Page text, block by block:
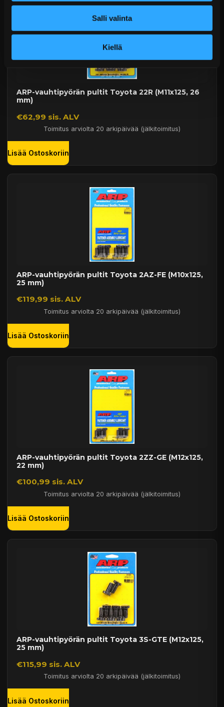
Salli valinta
Kiellä
ARP-vauhtipyörän pultit Toyota 22R (M11x125, 26
mm)
€62,99 sis. ALV
Toimitus arviolta 20 arkipäivää (jälkitoimitus)
Lisää Ostoskoriin
ARP-vauhtipyörän pultit Toyota 2AZ-FE (M10x125,
25 mm)
€119,99 sis. ALV
Toimitus arviolta 20 arkipäivää (jälkitoimitus)
Lisää Ostoskoriin
ARP-vauhtipyörän pultit Toyota 2ZZ-GE (M12x125,
22 mm)
€100,99 sis. ALV
Toimitus arviolta 20 arkipäivää (jälkitoimitus)
Lisää Ostoskoriin
ARP-vauhtipyörän pultit Toyota 3S-GTE (M12x125,
25 mm)
€115,99 sis. ALV
Toimitus arviolta 20 arkipäivää (jälkitoimitus)
Lisää Ostoskoriin